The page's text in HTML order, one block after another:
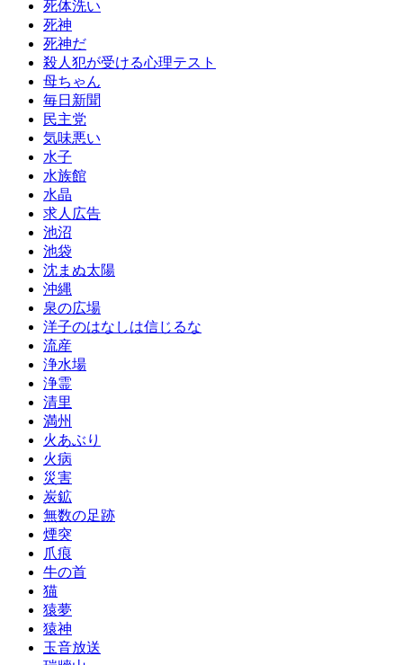
死体洗い
死神
死神だ
殺人犯が受ける心理テスト
母ちゃん
毎日新聞
民主党
気味悪い
水子
水族館
水晶
求人広告
池沼
池袋
沈まぬ太陽
沖縄
泉の広場
洋子のはなしは信じるな
流産
浄水場
浄霊
清里
満州
火あぶり
火病
災害
炭鉱
無数の足跡
煙突
爪痕
牛の首
猫
猿夢
猿神
玉音放送